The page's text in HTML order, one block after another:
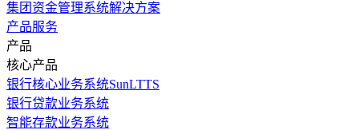
集团资金管理系统解决方案
产品服务
产品
核心产品
银行核心业务系统SunLTTS
银行贷款业务系统
智能存款业务系统